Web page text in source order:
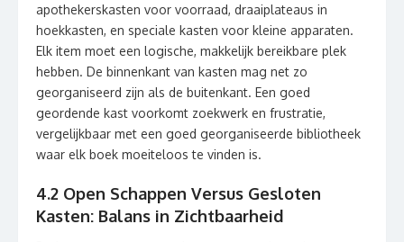
apothekerskasten voor voorraad, draaiplateaus in
hoekkasten, en speciale kasten voor kleine apparaten.
Elk item moet een logische, makkelijk bereikbare plek
hebben. De binnenkant van kasten mag net zo
georganiseerd zijn als de buitenkant. Een goed
geordende kast voorkomt zoekwerk en frustratie,
vergelijkbaar met een goed georganiseerde bibliotheek
waar elk boek moeiteloos te vinden is.
4.2 Open Schappen Versus Gesloten
Kasten: Balans in Zichtbaarheid